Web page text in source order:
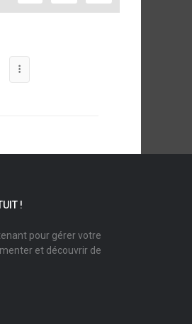
!
pour gérer votre
et découvrir de